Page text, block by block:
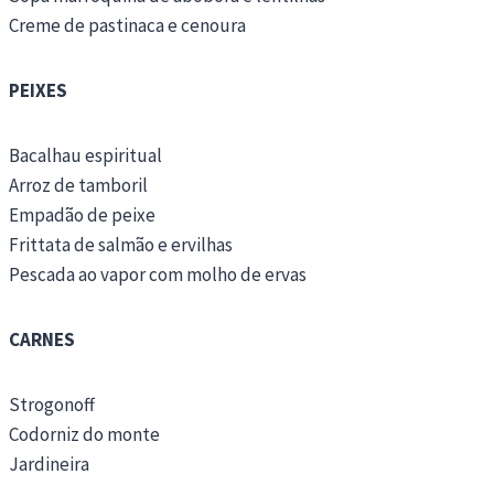
Creme de pastinaca e cenoura
PEIXES
Bacalhau espiritual
Arroz de tamboril
Empadão de peixe
Frittata de salmão e ervilhas
Pescada ao vapor com molho de ervas
CARNES
Strogonoff
Codorniz do monte
Jardineira